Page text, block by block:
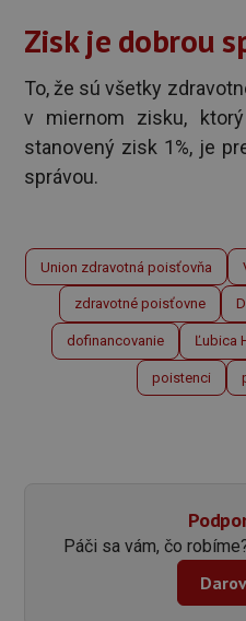
Zisk je dobrou
To, že sú všetky
v miernom zisku,
stanovený zisk 1%, je
správou.
Union zdravotná poisťovňa
zdravotné poisťovne
dofinancovanie Ľubica
poistenci
Páči sa vám, čo